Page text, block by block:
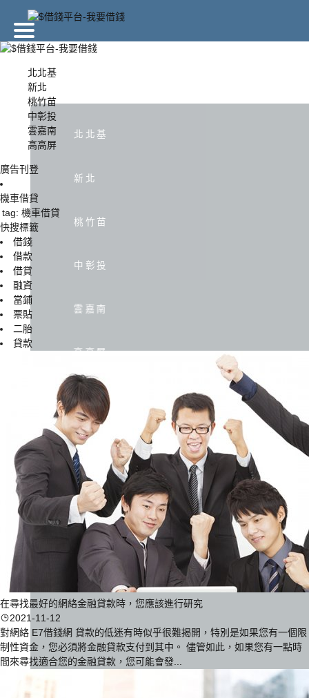
北北基
新北
桃竹苗
中彰投
雲嘉南
高高屏
北北基
新北
桃竹苗
中彰投
雲嘉南
高高屏
廣告刊登
機車借貸
tag: 機車借貸
快搜標籤
借錢
借款
借貸
融資
當鋪
票貼
二胎
貸款
在尋找最好的網絡金融貸款時，您應該進行研究
2021-11-12
對網絡 E7借錢網 貸款的低迷有時似乎很難揭開，特別是如果您有一個限
制性資金，您必須將金融貸款支付到其中。 儘管如此，如果您有一點時
間來尋找適合您的金融貸款，您可能會發...
北北基 新北